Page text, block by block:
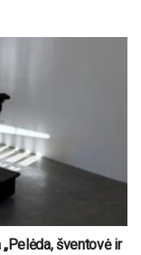
šventovė ir